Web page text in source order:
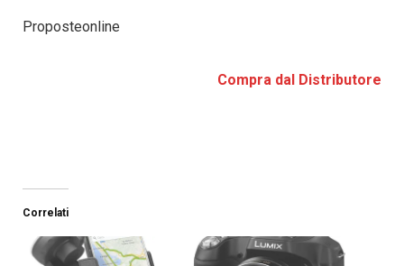
Proposteonline
Compra dal Distributore
Correlati